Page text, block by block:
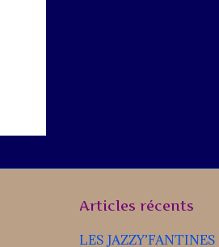
Articles récents
LES JAZZY’FANTINES